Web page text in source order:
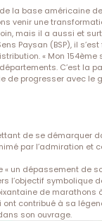
la base américaine
venir une
mais il a aussi et
Paysan (BSP), il
« Mon
C’est la
de progresser avec
de se démarquer
par l’admiration
un dépassement de
l’objectif symbolique
de marathons
contribué à sa
son ouvrage.